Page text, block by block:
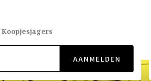
Koopjesjagers
AANMELDEN